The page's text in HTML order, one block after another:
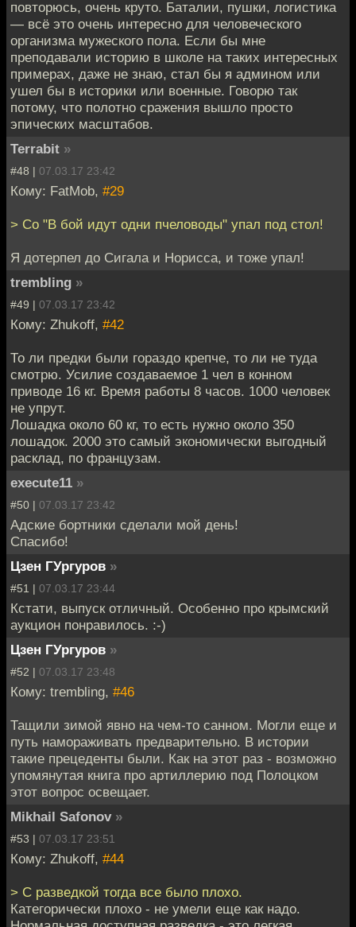
повторюсь, очень круто. Баталии, пушки, логистика
— всё это очень интересно для человеческого
организма мужеского пола. Если бы мне
преподавали историю в школе на таких интересных
примерах, даже не знаю, стал бы я админом или
ушел бы в историки или военные. Говорю так
потому, что полотно сражения вышло просто
эпических масштабов.
Terrabit »
#48 | 07.03.17 23:42
Кому: FatMob, #29
> Со "В бой идут одни пчеловоды" упал под стол!
Я дотерпел до Сигала и Норисса, и тоже упал!
trembling »
#49 | 07.03.17 23:42
Кому: Zhukoff, #42
То ли предки были гораздо крепче, то ли не туда
смотрю. Усилие создаваемое 1 чел в конном
приводе 16 кг. Время работы 8 часов. 1000 человек
не упрут.
Лошадка около 60 кг, то есть нужно около 350
лошадок. 2000 это самый экономически выгодный
расклад, по французам.
execute11 »
#50 | 07.03.17 23:42
Адские бортники сделали мой день!
Спасибо!
Цзен ГУргуров »
#51 | 07.03.17 23:44
Кстати, выпуск отличный. Особенно про крымский
аукцион понравилось. :-)
Цзен ГУргуров »
#52 | 07.03.17 23:48
Кому: trembling, #46
Тащили зимой явно на чем-то санном. Могли еще и
путь намораживать предварительно. В истории
такие прецеденты были. Как на этот раз - возможно
упомянутая книга про артиллерию под Полоцком
этот вопрос освещает.
Mikhail Safonov »
#53 | 07.03.17 23:51
Кому: Zhukoff, #44
> С разведкой тогда все было плохо.
Категорически плохо - не умели еще как надо.